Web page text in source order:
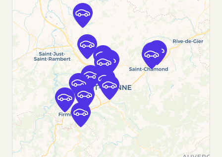
Free2move Rent - S2A - SAINT-ETIENNE
(P)
2.7
13 RUE GUSTAVE DELORY
SAINT-ETIENNE, 42000
Voir l'agence
Free2Move Rent - GARAGE MOSEBACH-
DORSON - ST-ETIENNE (C)
AVENUE DE ROCHETAILLEE
ST-ETIENNE, 42100